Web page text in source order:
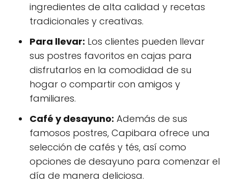
ingredientes de alta calidad y recetas
tradicionales y creativas.
Para llevar: Los clientes pueden llevar
sus postres favoritos en cajas para
disfrutarlos en la comodidad de su
hogar o compartir con amigos y
familiares.
Café y desayuno: Además de sus
famosos postres, Capibara ofrece una
selección de cafés y tés, así como
opciones de desayuno para comenzar el
día de manera deliciosa.